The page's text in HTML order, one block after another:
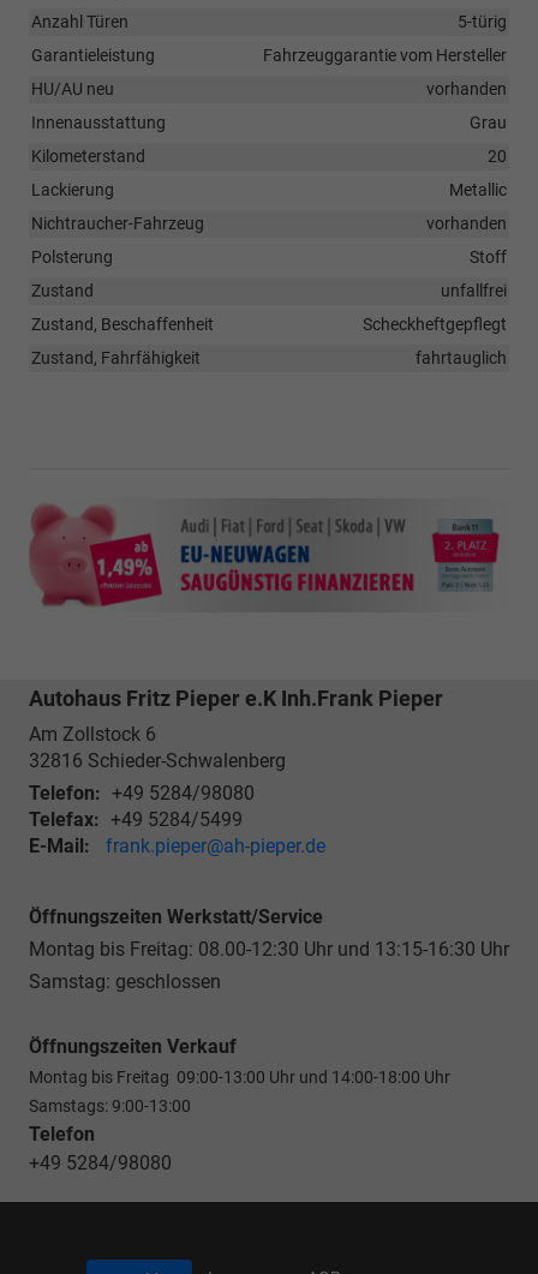
Anzahl Türen
5-türig
Garantieleistung
Fahrzeuggarantie vom Hersteller
HU/AU neu
vorhanden
Innenausstattung
Grau
Kilometerstand
20
Lackierung
Metallic
Nichtraucher-Fahrzeug
vorhanden
Polsterung
Stoff
Zustand
unfallfrei
Zustand, Beschaffenheit
Scheckheftgepflegt
Zustand, Fahrfähigkeit
fahrtauglich
Autohaus Fritz Pieper e.K Inh.Frank Pieper
Am Zollstock 6
32816 Schieder-Schwalenberg
Telefon: +49 5284/98080
Telefax: +49 5284/5499
E-Mail:
frank.pieper@ah-pieper.de
Öffnungszeiten Werkstatt/Service
Montag bis Freitag: 08.00-12:30 Uhr und 13:15-16:30 Uhr
Samstag: geschlossen
Öffnungszeiten Verkauf
Montag bis Freitag 09:00-13:00 Uhr und 14:00-18:00 Uhr
Samstags: 9:00-13:00
Telefon
+49 5284/98080